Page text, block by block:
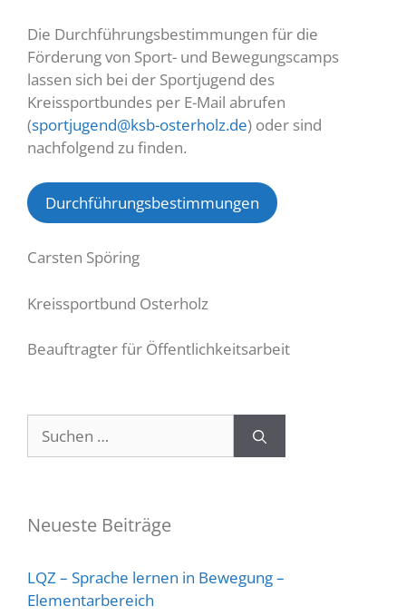
Die Durchführungsbestimmungen für die
Förderung von Sport- und Bewegungscamps
lassen sich bei der Sportjugend des
Kreissportbundes per E-Mail abrufen
(sportjugend@ksb-osterholz.de) oder sind
nachfolgend zu finden.
Durchführungsbestimmungen
Carsten Spöring
Kreissportbund Osterholz
Beauftragter für Öffentlichkeitsarbeit
Neueste Beiträge
LQZ – Sprache lernen in Bewegung –
Elementarbereich